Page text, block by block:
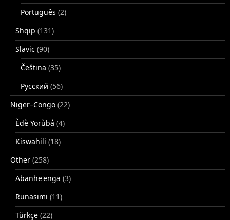
Português (2)
Shqip (131)
Slavic (90)
Čeština (35)
Русский (56)
Niger–Congo (22)
Èdè Yorùbá (4)
Kiswahili (18)
Other (258)
Abanhe'enga (3)
Runasimi (11)
Türkçe (22)